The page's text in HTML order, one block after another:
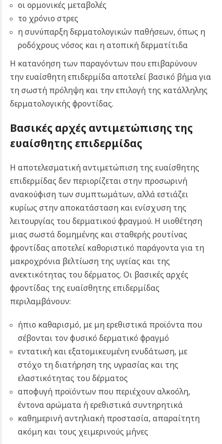
οι ορμονικές μεταβολές
το χρόνιο στρες
η συνύπαρξη δερματολογικών παθήσεων, όπως η
ροδόχρους νόσος και η ατοπική δερματίτιδα
Η κατανόηση των παραγόντων που επιβαρύνουν
την ευαίσθητη επιδερμίδα αποτελεί βασικό βήμα για
τη σωστή πρόληψη και την επιλογή της κατάλληλης
δερματολογικής φροντίδας.
Βασικές αρχές αντιμετώπισης της
ευαίσθητης επιδερμίδας
Η αποτελεσματική αντιμετώπιση της ευαίσθητης
επιδερμίδας δεν περιορίζεται στην προσωρινή
ανακούφιση των συμπτωμάτων, αλλά εστιάζει
κυρίως στην αποκατάσταση και ενίσχυση της
λειτουργίας του δερματικού φραγμού. Η υιοθέτηση
μιας σωστά δομημένης και σταθερής ρουτίνας
φροντίδας αποτελεί καθοριστικό παράγοντα για τη
μακροχρόνια βελτίωση της υγείας και της
ανεκτικότητας του δέρματος. Οι βασικές αρχές
φροντίδας της ευαίσθητης επιδερμίδας
περιλαμβάνουν:
ήπιο καθαρισμό, με μη ερεθιστικά προϊόντα που
σέβονται τον φυσικό δερματικό φραγμό
εντατική και εξατομικευμένη ενυδάτωση, με
στόχο τη διατήρηση της υγρασίας και της
ελαστικότητας του δέρματος
αποφυγή προϊόντων που περιέχουν αλκοόλη,
έντονα αρώματα ή ερεθιστικά συντηρητικά
καθημερινή αντηλιακή προστασία, απαραίτητη
ακόμη και τους χειμερινούς μήνες